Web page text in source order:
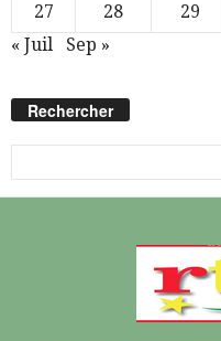
27
28 29
« Juil
Sep »
Rechercher